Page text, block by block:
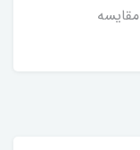
مقایسه